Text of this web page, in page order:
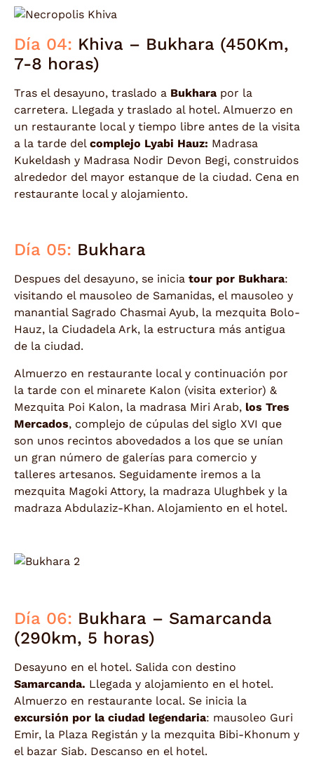
Día 04: Khiva – Bukhara (450Km,
7-8 horas)
Tras el desayuno, traslado a Bukhara por la
carretera. Llegada y traslado al hotel. Almuerzo en
un restaurante local y tiempo libre antes de la visita
a la tarde del complejo Lyabi Hauz: Madrasa
Kukeldash y Madrasa Nodir Devon Begi, construidos
alrededor del mayor estanque de la ciudad. Cena en
restaurante local y alojamiento.
Día 05: Bukhara
Despues del desayuno, se inicia tour por Bukhara:
visitando el mausoleo de Samanidas, el mausoleo y
manantial Sagrado Chasmai Ayub, la mezquita Bolo-
Hauz, la Ciudadela Ark, la estructura más antigua
de la ciudad.
Almuerzo en restaurante local y continuación por
la tarde con el minarete Kalon (visita exterior) &
Mezquita Poi Kalon, la madrasa Miri Arab, los Tres
Mercados, complejo de cúpulas del siglo XVI que
son unos recintos abovedados a los que se unían
un gran número de galerías para comercio y
talleres artesanos. Seguidamente iremos a la
mezquita Magoki Attory, la madraza Ulughbek y la
madraza Abdulaziz-Khan. Alojamiento en el hotel.
Día 06: Bukhara – Samarcanda
(290km, 5 horas)
Desayuno en el hotel. Salida con destino
Samarcanda. Llegada y alojamiento en el hotel.
Almuerzo en restaurante local. Se inicia la
excursión por la ciudad legendaria: mausoleo Guri
Emir, la Plaza Registán y la mezquita Bibi-Khonum y
el bazar Siab. Descanso en el hotel.